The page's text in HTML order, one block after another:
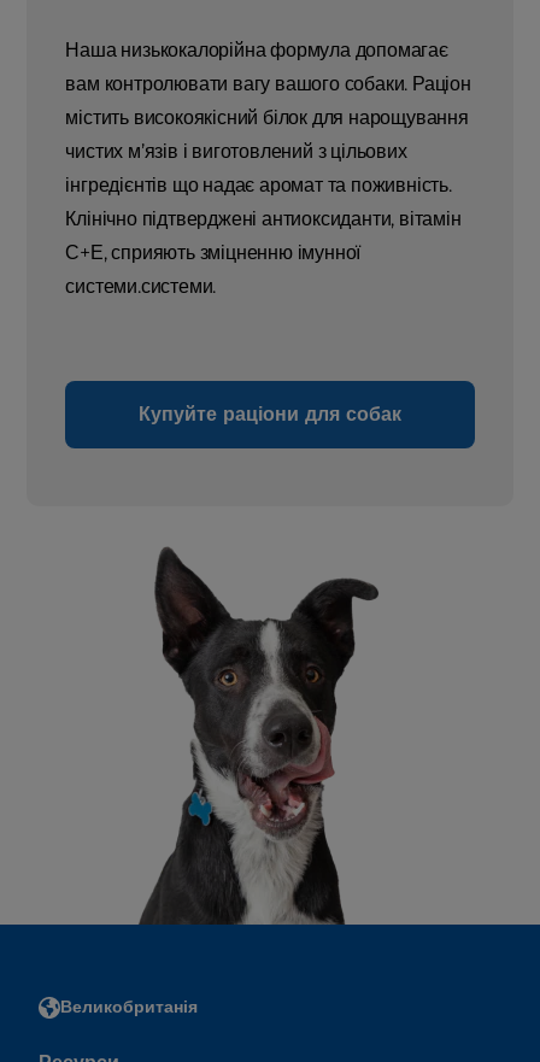
Наша низькокалорійна формула допомагає
вам контролювати вагу вашого собаки. Раціон
містить високоякісний білок для нарощування
чистих м’язів і виготовлений з цільових
інгредієнтів що надає аромат та поживність.
Клінічно підтверджені антиоксиданти, вітамін
С+Е, сприяють зміцненню імунної
системи.системи.
Купуйте раціони для собак
Великобританія